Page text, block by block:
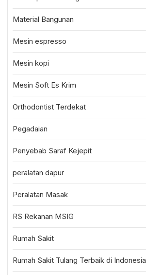
Material Bangunan
Mesin espresso
Mesin kopi
Mesin Soft Es Krim
Orthodontist Terdekat
Pegadaian
Penyebab Saraf Kejepit
peralatan dapur
Peralatan Masak
RS Rekanan MSIG
Rumah Sakit
Rumah Sakit Tulang Terbaik di Indonesia